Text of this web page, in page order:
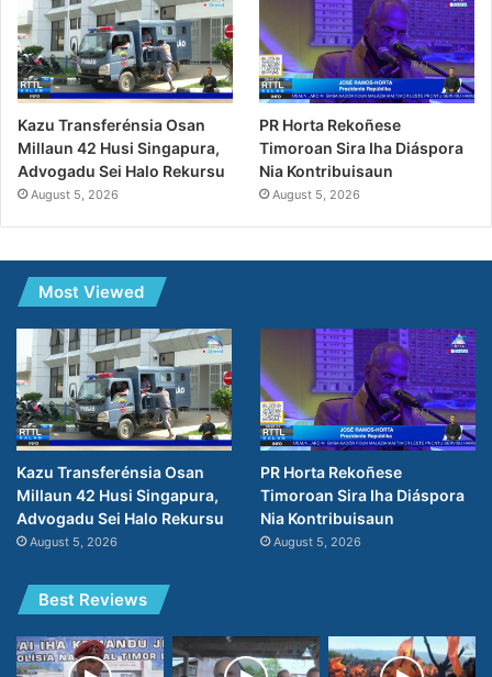
Kazu Transferénsia Osan
Millaun 42 Husi Singapura,
Advogadu Sei Halo Rekursu
August 5, 2026
PR Horta Rekoñese
Timoroan Sira Iha Diáspora
Nia Kontribuisaun
August 5, 2026
Most Viewed
Kazu Transferénsia Osan
Millaun 42 Husi Singapura,
Advogadu Sei Halo Rekursu
August 5, 2026
PR Horta Rekoñese
Timoroan Sira Iha Diáspora
Nia Kontribuisaun
August 5, 2026
Best Reviews